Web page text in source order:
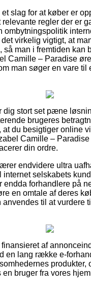
slag for at køber er
relevante regler der er
ombytningspolitik
det virkelig vigtigt, at
så man i fremtiden kan
Camille – Paradise
man søger en vare til
dig stort set pæne
brugeres
at du besigtiger online
Camille –
din ordre.
endvidere ultra
internet selskabets
endda forhandlere på
en omtale af deres
anvendes til at vurdere
finansieret af
en lang række e-
produkter,
bruger fra vores